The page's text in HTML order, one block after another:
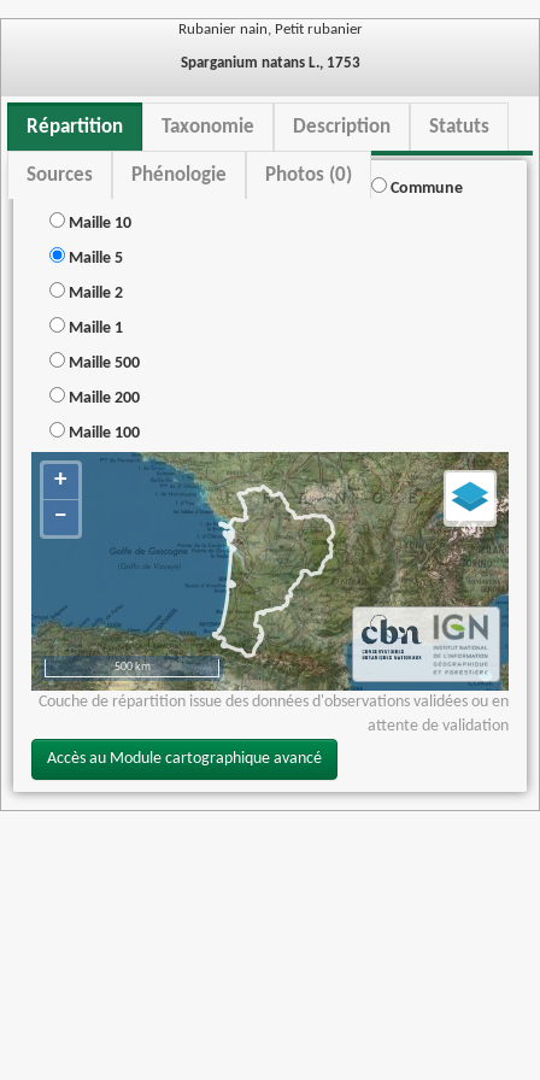
Rubanier nain, Petit rubanier
Sparganium natans L., 1753
Répartition Taxonomie Description Statuts
Sources Phénologie Photos (0)
Commune
Maille 10
Maille 5
Maille 2
Maille 1
Maille 500
Maille 200
Maille 100
+
−
500 km
Couche de répartition issue des données d'observations validées ou en
attente de validation
Accès au Module cartographique avancé